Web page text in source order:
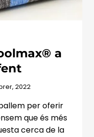
a
2022
per oferir
que és més
cerca de la